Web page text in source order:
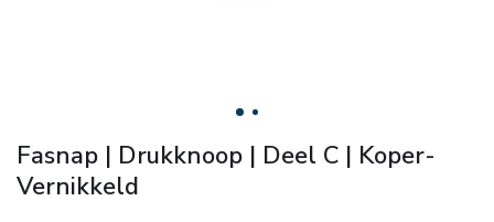
Fasnap | Drukknoop | Deel C | Koper-
Vernikkeld